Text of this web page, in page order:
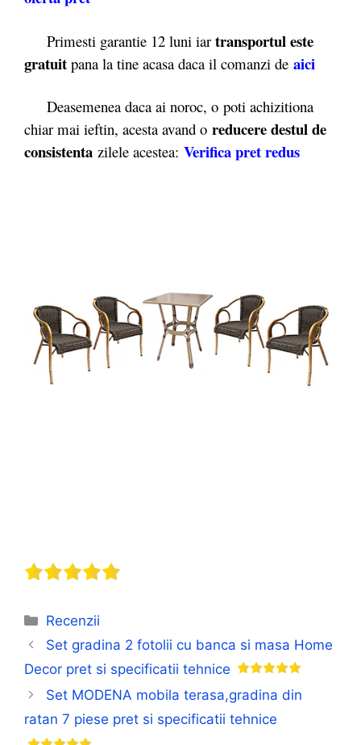
Primesti garantie 12 luni iar transportul este
gratuit pana la tine acasa daca il comanzi de aici
Deasemenea daca ai noroc, o poti achizitiona
chiar mai ieftin, acesta avand o reducere destul de
consistenta zilele acestea: Verifica pret redus
Categorii
Recenzii
Set gradina 2 fotolii cu banca si masa Home
Decor pret si specificatii tehnice
Set MODENA mobila terasa,gradina din
ratan 7 piese pret si specificatii tehnice